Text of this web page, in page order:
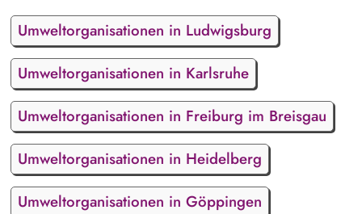
Umweltorganisationen in Ludwigsburg
Umweltorganisationen in Karlsruhe
Umweltorganisationen in Freiburg im Breisgau
Umweltorganisationen in Heidelberg
Umweltorganisationen in Göppingen